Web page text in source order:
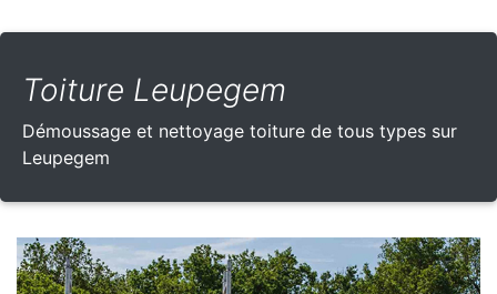
Toiture Leupegem
Démoussage et nettoyage toiture de tous types sur
Leupegem